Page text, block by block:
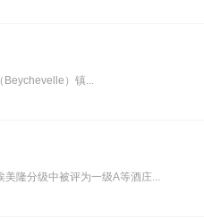
Beychevelle）镇...
隆分级中被评为一级A等酒庄...